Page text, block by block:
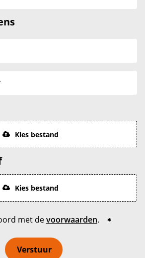
Kies bestand
Kies bestand
met devoorwaarden.
Verstuur